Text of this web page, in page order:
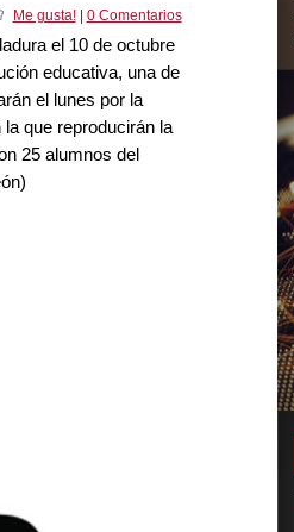
Me gusta!| 0 Comentarios
el 10 de octubre
educativa, una de
el lunes por la
que reproducirán la
25 alumnos del